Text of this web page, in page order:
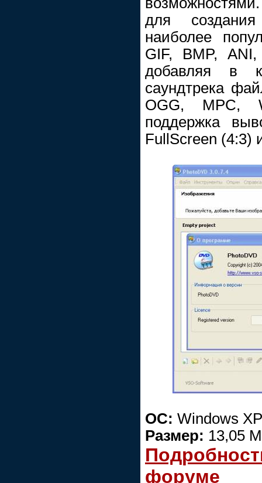
для
наиболее
GIF, BMP,
добавляя в
саундтрека
OGG, MPC,
поддержка
FullScreen (4:3)
ОС: Windows
Размер: 13,05
форуме